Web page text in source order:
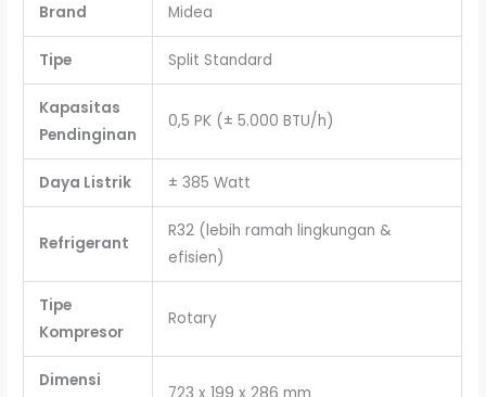
Brand Midea
Tipe Split Standard
Kapasitas
Pendinginan
0,5 PK (± 5.000 BTU/h)
Daya Listrik ± 385 Watt
Refrigerant
R32 (lebih ramah lingkungan &
efisien)
Tipe
Kompresor
Rotary
Dimensi